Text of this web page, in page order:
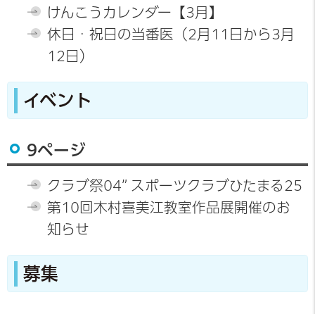
けんこうカレンダー【3月】
休日・祝日の当番医（2月11日から3月
12日）
イベント
9ページ
クラブ祭04” スポーツクラブひたまる25
第10回木村喜美江教室作品展開催のお
知らせ
募集